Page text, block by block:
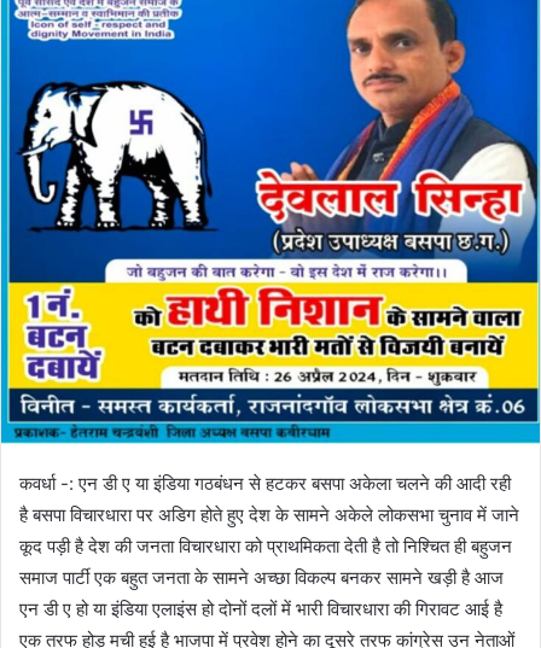
कवर्धा -: एन डी ए या इंडिया गठबंधन से हटकर बसपा अकेला चलने की आदी रही
है बसपा विचारधारा पर अडिग होते हुए देश के सामने अकेले लोकसभा चुनाव में जाने
कूद पड़ी है देश की जनता विचारधारा को प्राथमिकता देती है तो निश्चित ही बहुजन
समाज पार्टी एक बहुत जनता के सामने अच्छा विकल्प बनकर सामने खड़ी है आज
एन डी ए हो या इंडिया एलाइंस हो दोनों दलों में भारी विचारधारा की गिरावट आई है
एक तरफ होड़ मची हुई है भाजपा में प्रवेश होने का दूसरे तरफ कांग्रेस उन नेताओं